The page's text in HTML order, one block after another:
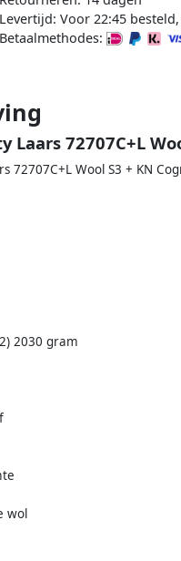
Levertijd: Voor 22:45
Betaalmethodes:
Laars 72707C+L
72707C+L Wool S3 + KN
2030 gram
wol